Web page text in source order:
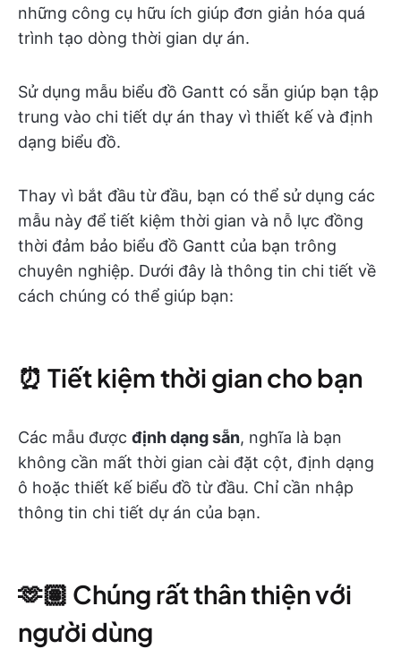
những công cụ hữu ích giúp đơn giản hóa quá
trình tạo dòng thời gian dự án.
Sử dụng mẫu biểu đồ Gantt có sẵn giúp bạn tập
trung vào chi tiết dự án thay vì thiết kế và định
dạng biểu đồ.
Thay vì bắt đầu từ đầu, bạn có thể sử dụng các
mẫu này để tiết kiệm thời gian và nỗ lực đồng
thời đảm bảo biểu đồ Gantt của bạn trông
chuyên nghiệp. Dưới đây là thông tin chi tiết về
cách chúng có thể giúp bạn:
⏰ Tiết kiệm thời gian cho bạn
Các mẫu được định dạng sẵn, nghĩa là bạn
không cần mất thời gian cài đặt cột, định dạng
ô hoặc thiết kế biểu đồ từ đầu. Chỉ cần nhập
thông tin chi tiết dự án của bạn.
🫶🏽 Chúng rất thân thiện với
người dùng